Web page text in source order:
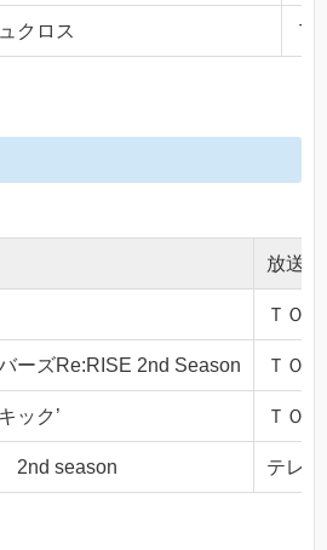
クロス Ｔ
放送局
ＴＯ
ーズRe:RISE 2nd Season ＴＯ
ック’ ＴＯ
2nd season テレ